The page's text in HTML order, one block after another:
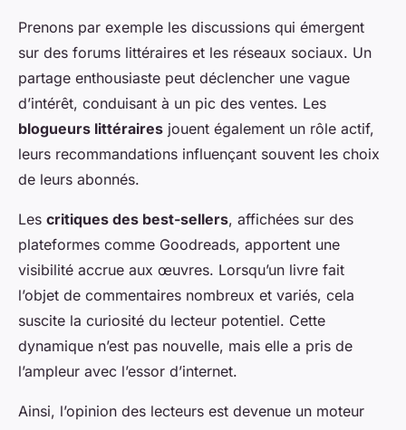
Prenons par exemple les discussions qui émergent
sur des forums littéraires et les réseaux sociaux. Un
partage enthousiaste peut déclencher une vague
d’intérêt, conduisant à un pic des ventes. Les
blogueurs littéraires jouent également un rôle actif,
leurs recommandations influençant souvent les choix
de leurs abonnés.
Les critiques des best-sellers, affichées sur des
plateformes comme Goodreads, apportent une
visibilité accrue aux œuvres. Lorsqu’un livre fait
l’objet de commentaires nombreux et variés, cela
suscite la curiosité du lecteur potentiel. Cette
dynamique n’est pas nouvelle, mais elle a pris de
l’ampleur avec l’essor d’internet.
Ainsi, l’opinion des lecteurs est devenue un moteur